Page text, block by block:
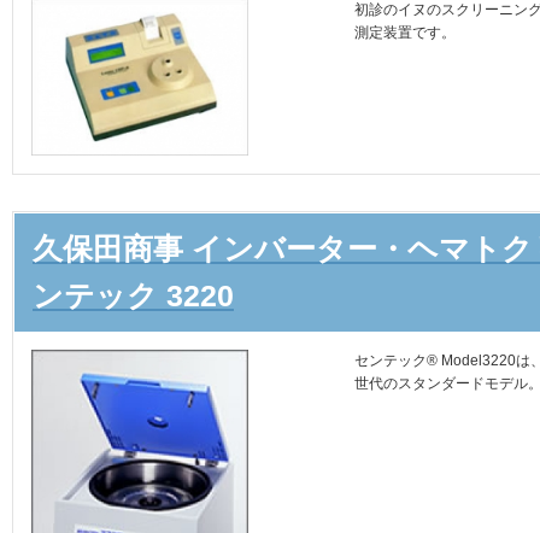
初診のイヌのスクリーニン
測定装置です。
久保田商事 インバーター・ヘマト
ンテック 3220
センテック® Model3220は
世代のスタンダードモデル